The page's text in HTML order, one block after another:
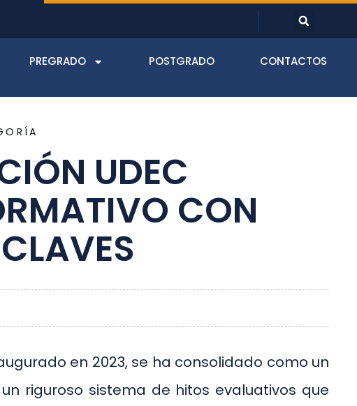
PREGRADO POSTGRADO CONTACTOS
UDEC
CON
en 2023, se ha consolidado como un
riguroso sistema de hitos evaluativos que